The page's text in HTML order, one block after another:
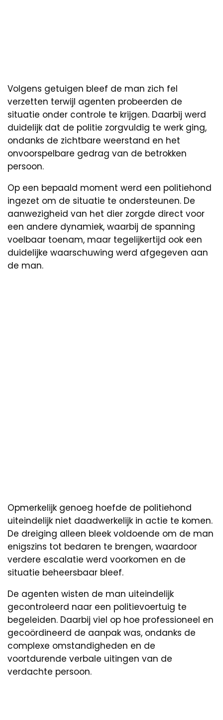
Volgens getuigen bleef de man zich fel
verzetten terwijl agenten probeerden de
situatie onder controle te krijgen. Daarbij werd
duidelijk dat de politie zorgvuldig te werk ging,
ondanks de zichtbare weerstand en het
onvoorspelbare gedrag van de betrokken
persoon.
Op een bepaald moment werd een politiehond
ingezet om de situatie te ondersteunen. De
aanwezigheid van het dier zorgde direct voor
een andere dynamiek, waarbij de spanning
voelbaar toenam, maar tegelijkertijd ook een
duidelijke waarschuwing werd afgegeven aan
de man.
Opmerkelijk genoeg hoefde de politiehond
uiteindelijk niet daadwerkelijk in actie te komen.
De dreiging alleen bleek voldoende om de man
enigszins tot bedaren te brengen, waardoor
verdere escalatie werd voorkomen en de
situatie beheersbaar bleef.
De agenten wisten de man uiteindelijk
gecontroleerd naar een politievoertuig te
begeleiden. Daarbij viel op hoe professioneel en
gecoördineerd de aanpak was, ondanks de
complexe omstandigheden en de
voortdurende verbale uitingen van de
verdachte persoon.